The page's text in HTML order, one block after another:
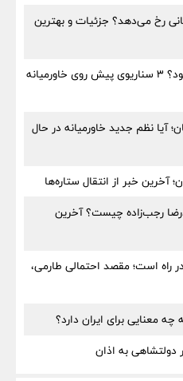
مرداد ۱۴۰۵ چه زمانی رخ می‌دهد؟ جزئیات و بهترین
جنگ ایران و آمریکا تمام می‌شود؟ ۳ سناریوی پیش روی خاورمیانه
آیا نظم جدید خاورمیانه در حال
آخرین خبر از انتقال ستاره‌ها
رجب‌زاده چیست؟ آخرین
راه است؛ مقصد احتمالی طارمی،
معنایی برای ایران دارد؟
دولتشاهی به اذان